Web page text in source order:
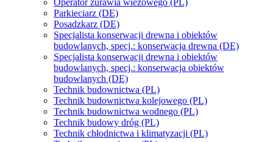
Operator żurawia wieżowego (PL)
Parkieciarz (DE)
Posadzkarz (DE)
Specjalista konserwacji drewna i obiektów
budowlanych, specj.: konserwacja drewna (DE)
Specjalista konserwacji drewna i obiektów
budowlanych, specj.: konserwacja obiektów
budowlanych (DE)
Technik budownictwa (PL)
Technik budownictwa kolejowego (PL)
Technik budownictwa wodnego (PL)
Technik budowy dróg (PL)
Technik chłodnictwa i klimatyzacji (PL)